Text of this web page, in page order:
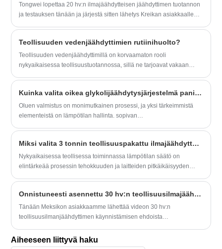
Kylmäaine:
R22/R407c/R410a/R134A/R404a
Virtalähde: 220-240`V/50HZ /1PH (vakio) /
208-480V/60HZ/3PH (muokattu)
Compressor
Höyrystimen tyyppi: Patteri SS-
öljysäiliössä (vakio) / SS-levytyyppi
(räätälöity)
kcal/h)
Kylmäaine: R22/R407C/R134A
Kompressori -tuotemerkki: Hanbell/Bitzer -
ruuvikompressori
Höyrystimen tyyppi: kuori ja putki
suunnittelu- ja valmistuskyky. Odotamme
innolla tulevaa pitkäaikaiseksi
vesijäähdytteiseksi
Kiinassa.
turvallisuus ja luotettavuus. Siksi lääketeollisuudessa
matalalämpöisten teollisuusjäähdyttimien kohtuullinen valikoima
Tongwei lopettaa 20 hv:n ilmajäähdytteisen jäähdyttimen tuotannon
ja testauksen tänään ja järjestä sitten lähetys Kreikan asiakkaalle
Teollisuuden vedenjäähdyttimien rutiinihuolto?
Teollisuuden vedenjäähdyttimillä on korvaamaton rooli
nykyaikaisessa teollisuustuotannossa, sillä ne tarjoavat vakaan
Kuinka valita oikea glykolijäähdytysjärjestelmä panimolle ja oluelle
Oluen valmistus on monimutkainen prosessi, ja yksi tärkeimmistä
elementeistä on lämpötilan hallinta. sopivan
joistakin olennaisista tekijöistä, jotka on otettava huomioon
valittaessa glykolijäähdytysjärjestelmää panimoille ja oluelle.
Miksi valita 3 tonnin teollisuuspakattu ilmajäähdytteinen jäähdytin?
Nykyaikaisessa teollisessa toiminnassa lämpötilan säätö on
elintärkeää prosessin tehokkuuden ja laitteiden pitkäikäisyyden
sovelluksiin. Tässä artikkelissa tarkastellaan tärkeimpiä etuja,
toiminnallisia näkökohtia, huoltovinkkejä ja usein kysyttyjä
kysymyksiä, jotka auttavat yrityksiä tekemään tietoisia päätöksiä
Onnistuneesti asennettu 30 hv:n teollisuusilmajäähdytin Blown Film Factory -tehtaalle
Tänään Meksikon asiakkaamme lähettää videon 30 hv:n
teollisuusilmanjäähdyttimen käynnistämisen ehdoista
se parantaa heidän tuotantoprosessinsa laatua ja tehokkuutta.
Aiheeseen liittyvä haku